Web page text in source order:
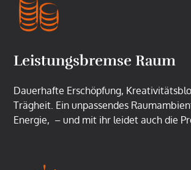
Leistungsbremse Raum
Dauerhafte Erschöpfung,
Trägheit. Ein unpassendes
Energie, – und mit ihr leidet auch die